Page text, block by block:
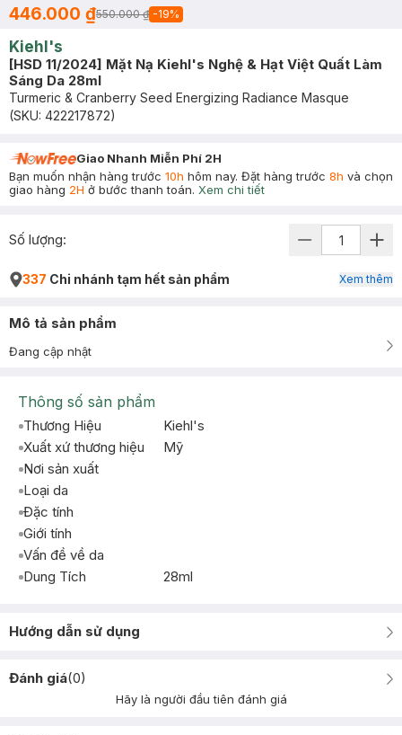
446.000 ₫550.000 ₫ -19%
Kiehl's
[HSD 11/2024] Mặt Nạ Kiehl's Nghệ & Hạt Việt Quất Làm
Sáng Da 28ml
Turmeric & Cranberry Seed Energizing Radiance Masque
(SKU: 422217872)
Giao Nhanh Miễn Phí 2H
Bạn muốn nhận hàng trước 10h hôm nay. Đặt hàng trước 8h và chọn
giao hàng 2H ở bước thanh toán. Xem chi tiết
Số lượng:
337 Chi nhánh tạm hết sản phẩm Xem thêm
Mô tả sản phẩm
Đang cập nhật
Thông số sản phẩm
Thương Hiệu
Kiehl's
Xuất xứ thương hiệu
Mỹ
Nơi sản xuất
Loại da
Đặc tính
Giới tính
Vấn đề về da
Dung Tích
28ml
Hướng dẫn sử dụng
Đánh giá(0)
Hãy là người đầu tiên đánh giá